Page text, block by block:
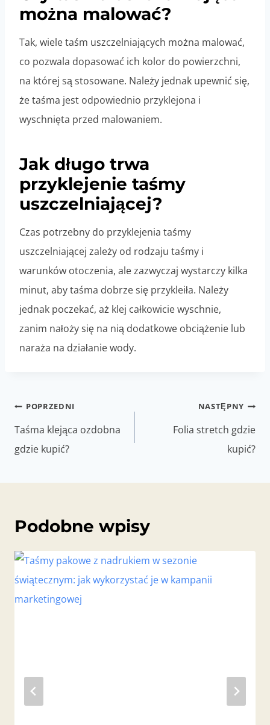
można malować?
Tak, wiele taśm uszczelniających można malować,
co pozwala dopasować ich kolor do powierzchni,
na której są stosowane. Należy jednak upewnić się,
że taśma jest odpowiednio przyklejona i
wyschnięta przed malowaniem.
Jak długo trwa
przyklejenie taśmy
uszczelniającej?
Czas potrzebny do przyklejenia taśmy
uszczelniającej zależy od rodzaju taśmy i
warunków otoczenia, ale zazwyczaj wystarczy kilka
minut, aby taśma dobrze się przykleiła. Należy
jednak poczekać, aż klej całkowicie wyschnie,
zanim nałoży się na nią dodatkowe obciążenie lub
naraża na działanie wody.
Nawigacja
wpisu
POPRZEDNI
Taśma klejąca ozdobna
gdzie kupić?
NASTĘPNY
Folia stretch gdzie
kupić?
Podobne wpisy